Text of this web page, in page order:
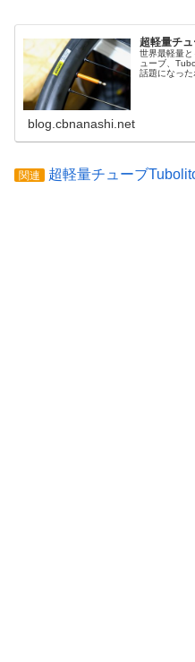
超軽量チ
世界最軽量
ューブ、
話題になっ
blog.cbnanashi.net
関連 超軽量チューブ